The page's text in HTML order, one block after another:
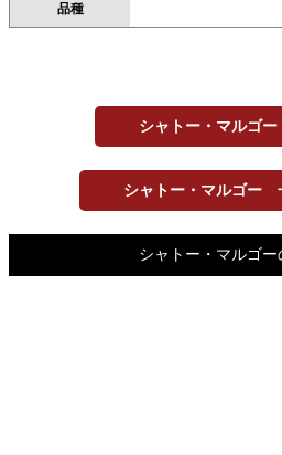
品種
シャトー・マルゴ
シャトー・マルゴー
シャトー・マルゴー